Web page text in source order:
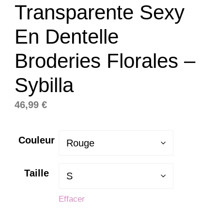
Transparente Sexy
En Dentelle
Broderies Florales –
Sybilla
46,99 €
Couleur
Taille
Effacer